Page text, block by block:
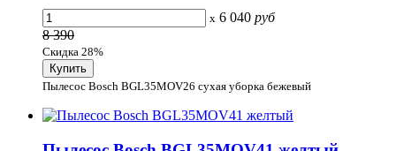
x 6 040 руб
8 390
Скидка 28%
Пылесос Bosch BGL35MOV26 сухая уборка бежевый